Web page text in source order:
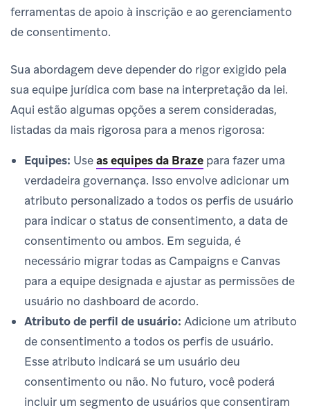
ferramentas de apoio à inscrição e ao gerenciamento
de consentimento.
Sua abordagem deve depender do rigor exigido pela
sua equipe jurídica com base na interpretação da lei.
Aqui estão algumas opções a serem consideradas,
listadas da mais rigorosa para a menos rigorosa:
Equipes: Useas equipes da Braze para fazer uma
verdadeira governança. Isso envolve adicionar um
atributo personalizado a todos os perfis de usuário
para indicar o status de consentimento, a data de
consentimento ou ambos. Em seguida, é
necessário migrar todas as Campaigns e Canvas
para a equipe designada e ajustar as permissões de
usuário no dashboard de acordo.
Atributo de perfil de usuário: Adicione um atributo
de consentimento a todos os perfis de usuário.
Esse atributo indicará se um usuário deu
consentimento ou não. No futuro, você poderá
incluir um segmento de usuários que consentiram